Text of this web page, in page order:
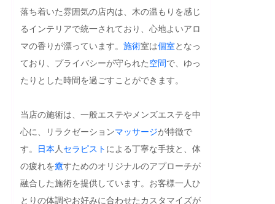
落ち着いた雰囲気の店内は、木の温もりを感じ
るインテリアで統一されており、心地よいアロ
マの香りが漂っています。 施術室は個室となっ
ており、プライバシーが守られた空間で、ゆっ
たりとした時間を過ごすことができます。
当店の施術は、一般エステやメンズエステを中
心に、リラクゼーションマッサージが特徴で
す。
日本 人 セラピスト による丁寧な手技と、体
の疲れを癒すためのオリジナルのアプローチが
融合した施術を提供しています。お客様一人ひ
とりの体調やお好みに合わせたカスタマイズが